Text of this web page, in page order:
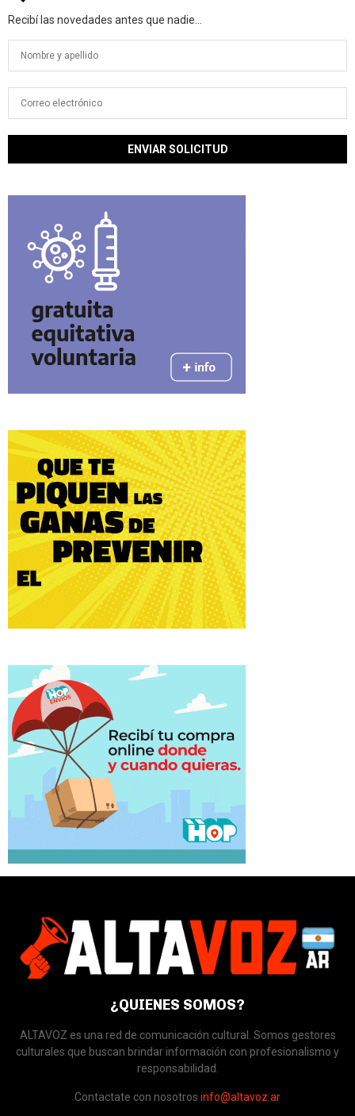
Recibí las novedades antes que nadie...
¿QUIENES SOMOS?
ALTAVOZ es una red de comunicación cultural. Somos gestores
culturales que buscan brindar información con profesionalismo y
responsabilidad.
Contactate con nosotros info@altavoz.ar